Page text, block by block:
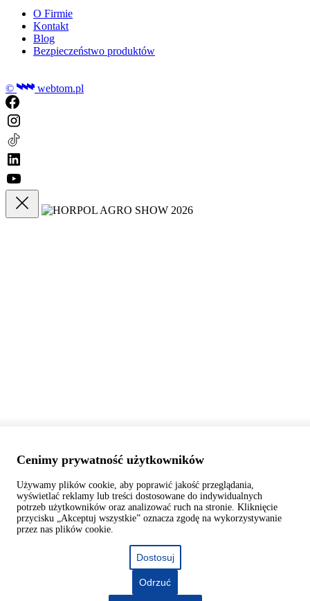
O Firmie
Kontakt
Blog
Bezpieczeństwo produktów
© webtom.pl
Cenimy prywatność użytkowników
Używamy plików cookie, aby poprawić jakość przeglądania,
wyświetlać reklamy lub treści dostosowane do indywidualnych
potrzeb użytkowników oraz analizować ruch na stronie. Kliknięcie
przycisku „Akceptuj wszystkie” oznacza zgodę na wykorzystywanie
przez nas plików cookie.
Dostosuj
Odrzuć